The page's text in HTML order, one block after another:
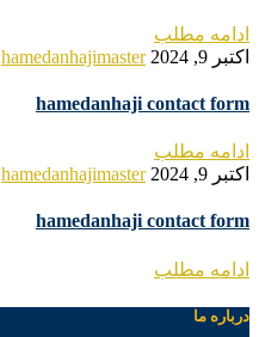
ادامه مطلب
اکتبر 9, 2024
hamedanhajimaster
hamedanhaji contact form
ادامه مطلب
اکتبر 9, 2024
hamedanhajimaster
hamedanhaji contact form
ادامه مطلب
درباره ما